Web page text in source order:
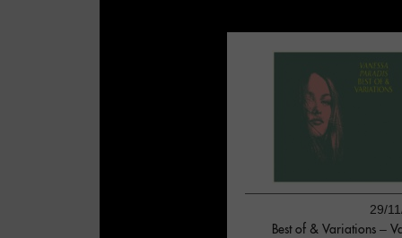
29/
Best of & Variations –